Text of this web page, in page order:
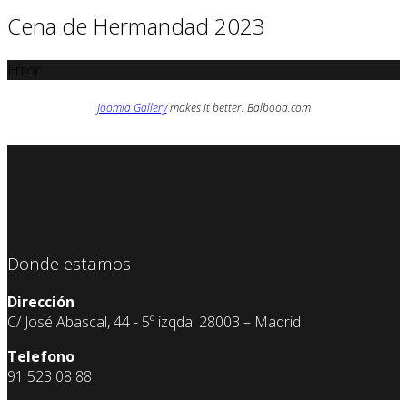
Cena de Hermandad 2023
Joomla Gallerymakes it better. Balbooa.com
Donde estamos
Dirección
C/ José Abascal, 44 - 5º izqda. 28003 – Madrid
Telefono
91 523 08 88